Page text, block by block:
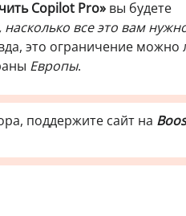
Copilot Pro» вы будете
все это вам
это ограничение можно
Европы.
поддержите сайт на